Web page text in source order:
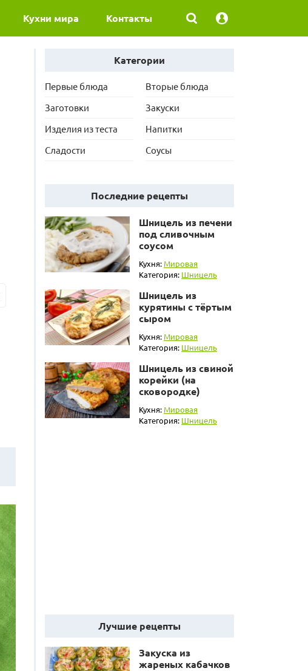
Кухни мира Контакты
Категории
Первые блюда
Вторые блюда
Заготовки
Закуски
Изделия из теста
Напитки
Сладости
Соусы
Последние рецепты
Шницель из печени
под сливочным
соусом
Кухня: Мировая
Категория: Шницель
Шницель из
курятины с тёртым
сыром
Кухня: Мировая
Категория: Шницель
Шницель из свиной
корейки (на
сковородке)
Кухня: Мировая
Категория: Шницель
Лучшие рецепты
Закуска из
жареных кабачков